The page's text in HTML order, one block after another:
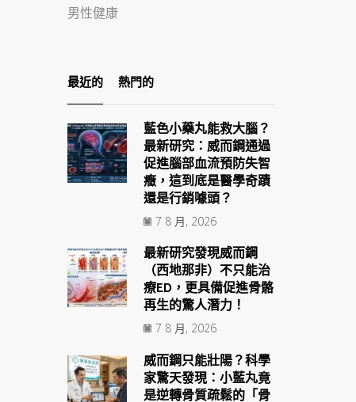
男性健康
最近的 熱門的
藍色小藥丸能救大腦？
最新研究：威而鋼通過
促進腦部血流預防失智
癥，這到底是醫學奇蹟
還是行銷噱頭？
7 8 月, 2026
最新研究發現威而鋼
（西地那非）不只能治
療ED，更具備促進骨骼
再生的驚人潛力！
7 8 月, 2026
威而鋼只能壯陽？科學
家驚天發現：小藍丸竟
是逆轉骨質疏鬆的「骨